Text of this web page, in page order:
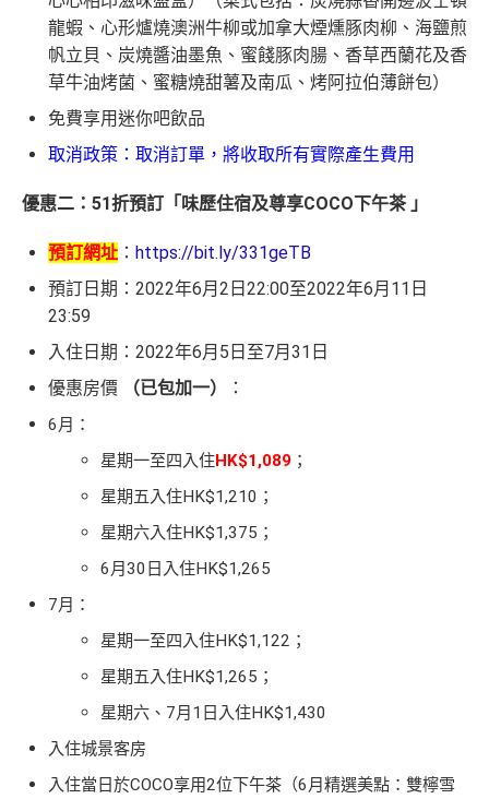
龍蝦、心形爐燒澳洲牛柳或加拿大煙燻豚肉柳、海鹽煎
帆立貝、炭燒醬油墨魚、蜜餞豚肉腸、香草西蘭花及香
草牛油烤菌、蜜糖燒甜薯及南瓜、烤阿拉伯薄餅包）
免費享用迷你吧飲品
取消政策：取消訂單，將收取所有實際產生費用
優惠二：51折預訂「味歷住宿及尊享COCO下午茶 」
預訂網址 ： https://bit.ly/331geTB
預訂日期：2022年6月2日22:00至2022年6月11日
23:59
入住日期：2022年6月5日至7月31日
優惠房價
（已包加一） ：
6月：
星期一至四入住HK$1,089 ；
星期五入住HK$1,210；
星期六入住HK$1,375；
6月30日入住HK$1,265
7月：
星期一至四入住HK$1,122；
星期五入住HK$1,265；
星期六、7月1日入住HK$1,430
入住城景客房
入住當日於COCO享用2位下午茶 （6月精選美點：雙檸雪